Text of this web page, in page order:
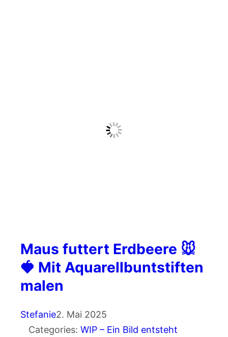
Maus futtert Erdbeere 🐭
🍓 Mit Aquarellbuntstiften
malen
Stefanie2. Mai 2025
Categories: WIP – Ein Bild entsteht